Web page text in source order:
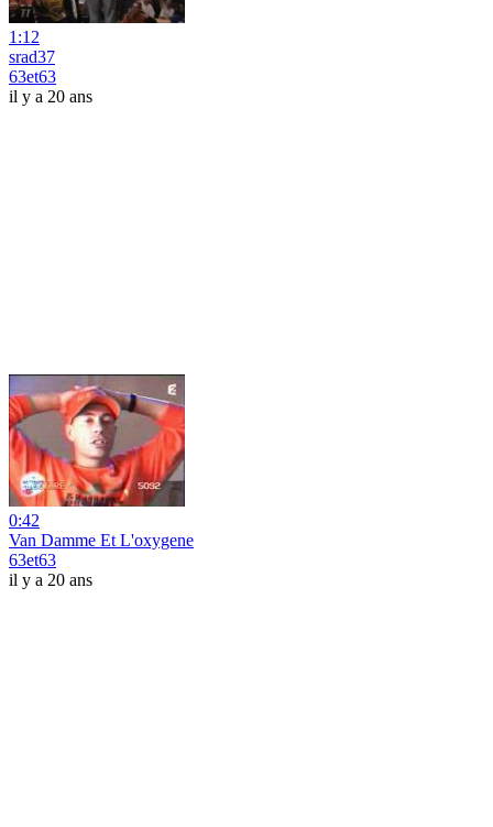
1:12
srad37
63et63
il y a 20 ans
0:42
Van Damme Et L'oxygene
63et63
il y a 20 ans